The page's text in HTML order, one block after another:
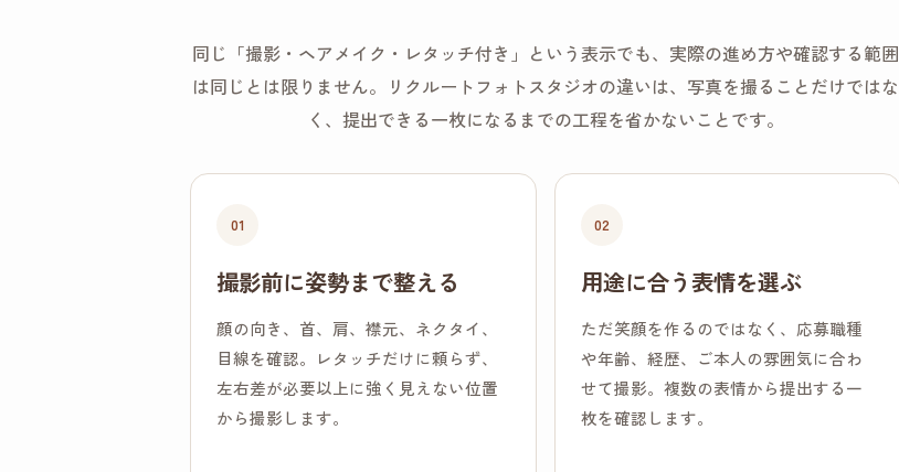
同じ「撮影・ヘアメイク・レタッチ付き」という表示でも、実際の進め方や確認する範囲
は同じとは限りません。リクルートフォトスタジオの違いは、写真を撮ることだけではな
く、提出できる一枚になるまでの工程を省かないことです。
01
撮影前に姿勢まで整える
顔の向き、首、肩、襟元、ネクタイ、
目線を確認。レタッチだけに頼らず、
左右差が必要以上に強く見えない位置
から撮影します。
02
用途に合う表情を選ぶ
ただ笑顔を作るのではなく、応募職種
や年齢、経歴、ご本人の雰囲気に合わ
せて撮影。複数の表情から提出する一
枚を確認します。